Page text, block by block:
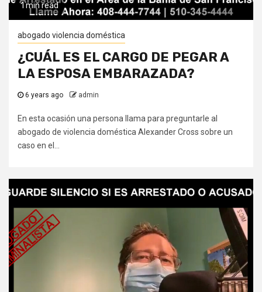
1 min read
abogado violencia doméstica
¿CUÁL ES EL CARGO DE PEGAR A
LA ESPOSA EMBARAZADA?
6 years ago admin
En esta ocasión una persona llama para preguntarle al
abogado de violencia doméstica Alexander Cross sobre un
caso en el...